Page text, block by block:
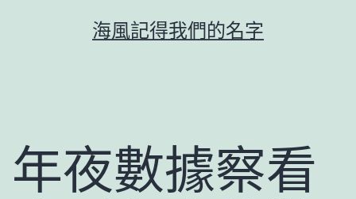
海風記得我們的名字
年夜數據察看